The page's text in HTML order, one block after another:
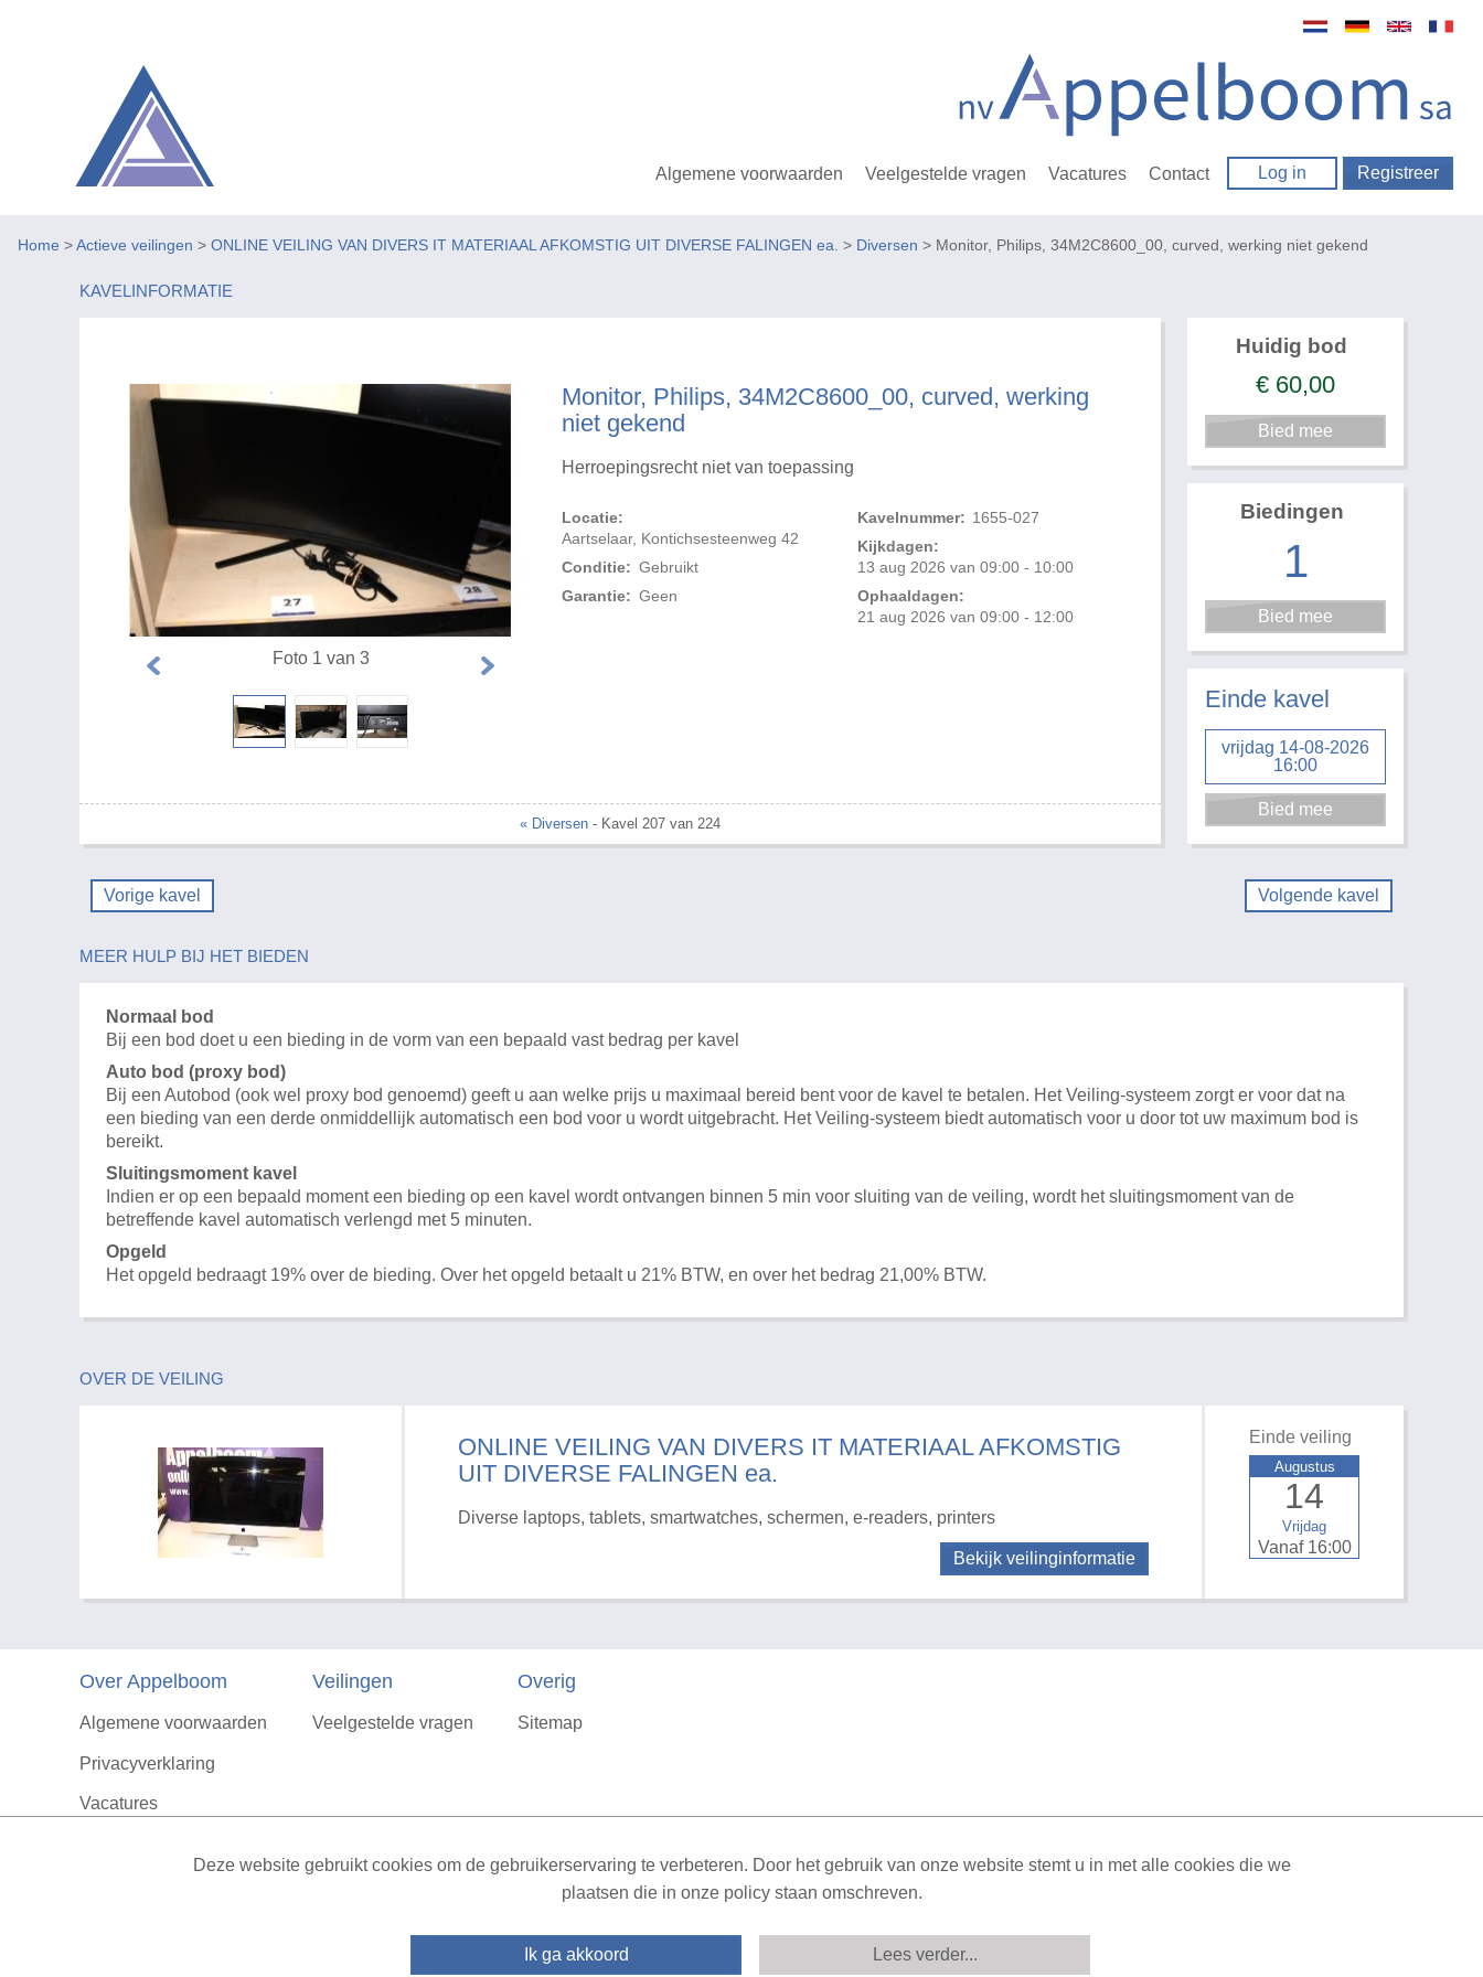
Algemene voorwaarden Veelgestelde vragen Vacatures Contact Log in Registreer
Home >Actieve veilingen > ONLINE VEILING VAN DIVERS IT MATERIAAL AFKOMSTIG UIT DIVERSE FALINGEN ea. > Diversen > Monitor, Philips, 34M2C8600_00, curved, werking niet gekend
KAVELINFORMATIE
Monitor, Philips, 34M2C8600_00, curved, werking
niet gekend
Herroepingsrecht niet van toepassing
Locatie:
Aartselaar, Kontichsesteenweg 42
Conditie: Gebruikt
Garantie: Geen
Kavelnummer: 1655-027
Kijkdagen:
13 aug 2026 van 09:00 - 10:00
Ophaaldagen:
21 aug 2026 van 09:00 - 12:00
Foto 1 van 3
« Diversen - Kavel 207 van 224
Huidig bod
€ 60,00
Biedingen
1
Einde kavel
vrijdag 14-08-2026
16:00
Vorige kavel Volgende kavel
MEER HULP BIJ HET BIEDEN
Normaal bod
Bij een bod doet u een bieding in de vorm van een bepaald vast bedrag per kavel
Auto bod (proxy bod)
Bij een Autobod (ook wel proxy bod genoemd) geeft u aan welke prijs u maximaal bereid bent voor de kavel te betalen. Het Veiling-systeem zorgt er voor dat na
een bieding van een derde onmiddellijk automatisch een bod voor u wordt uitgebracht. Het Veiling-systeem biedt automatisch voor u door tot uw maximum bod is
bereikt.
Sluitingsmoment kavel
Indien er op een bepaald moment een bieding op een kavel wordt ontvangen binnen 5 min voor sluiting van de veiling, wordt het sluitingsmoment van de
betreffende kavel automatisch verlengd met 5 minuten.
Opgeld
Het opgeld bedraagt 19% over de bieding. Over het opgeld betaalt u 21% BTW, en over het bedrag 21,00% BTW.
OVER DE VEILING
ONLINE VEILING VAN DIVERS IT MATERIAAL AFKOMSTIG
UIT DIVERSE FALINGEN ea.
Diverse laptops, tablets, smartwatches, schermen, e-readers, printers
Bekijk veilinginformatie
Einde veiling
Vrijdag
14
Augustus
Vanaf 16:00
Over Appelboom
Algemene voorwaarden
Privacyverklaring
Vacatures
Veilingen
Veelgestelde vragen
Overig
Sitemap
Deze website gebruikt cookies om de gebruikerservaring te verbeteren. Door het gebruik van onze website stemt u in met alle cookies die we
plaatsen die in onze policy staan omschreven.
Ik ga akkoord Lees verder...